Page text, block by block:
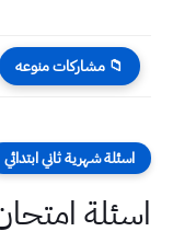
📁 مشاركات منوعه
اسئلة شهرية ثاني ابتدائي
اسئلة